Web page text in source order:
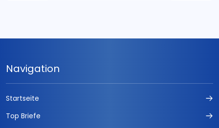
Navigation
Startseite
Top Briefe